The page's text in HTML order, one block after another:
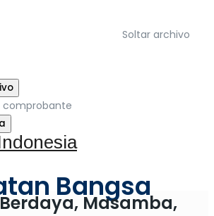
Soltar archivo
comprobante
Bangsa
Masamba,